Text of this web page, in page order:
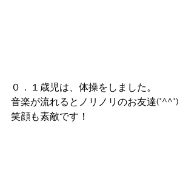
０．１歳児は、体操をしました。
音楽が流れるとノリノリのお友達(*^^*)
笑顔も素敵です！